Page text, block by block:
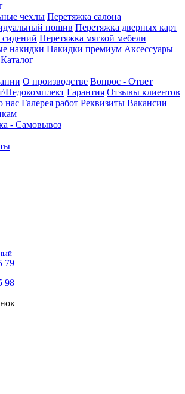
чехлы Перетяжка салона
пошив Перетяжка дверных карт
Перетяжка мягкой мебели
накидки Накидки премиум Аксессуары
Каталог
О производстве Вопрос - Ответ
Гарантия Отзывы клиентов
нас Галерея работ Реквизиты Вакансии
- Самовывоз
79
98